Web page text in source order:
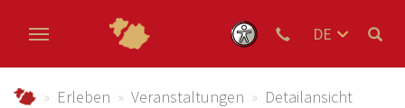
DE
schmallenberger-sauerland.de
Erleben Veranstaltungen Detailansicht